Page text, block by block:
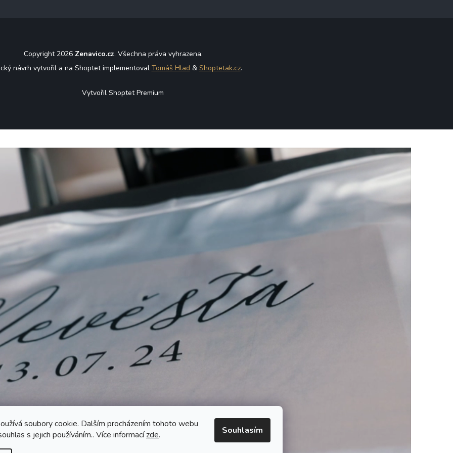
soubory cookie. Dalším procházením tohoto webu
s jejich používáním.. Více informacízde. Souhlasím
Copyright 2026 Zenavico.cz. Všechna práva vyhrazena.
návrh vytvořil a na Shoptet implementoval Tomáš Hlad & Shoptetak.cz.
Vytvořil Shoptet Premium